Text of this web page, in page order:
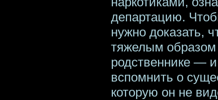
департацию.
нужно доказать,
тяжелым образом
родственнике — и
вспомнить о
которую он не